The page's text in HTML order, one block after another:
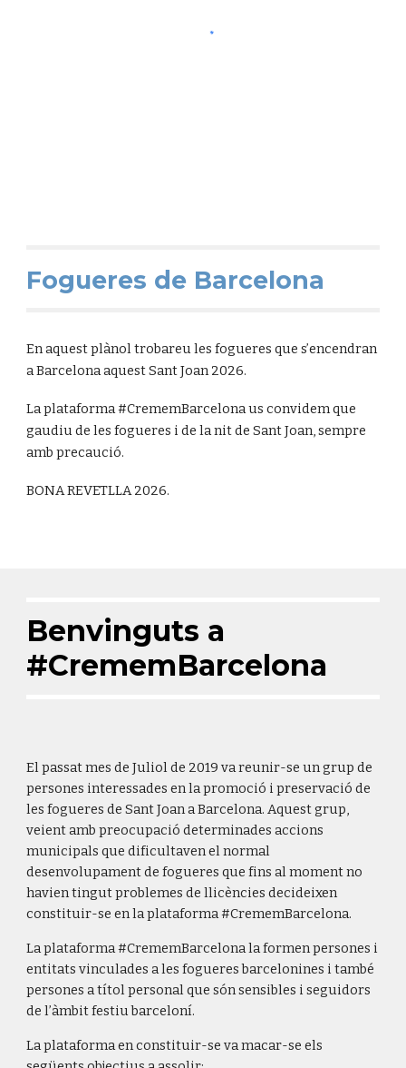
Fogueres de Barcelona
En aquest plànol trobareu les fogueres que s’encendran
a Barcelona aquest Sant Joan 2026.
La plataforma #CrememBarcelona us convidem que
gaudiu de les fogueres i de la nit de Sant Joan, sempre
amb precaució.
BONA REVETLLA 2026.
Benvinguts a
#CrememBarcelona
El passat mes de Juliol de 2019 va reunir-se un grup de
persones interessades en la promoció i preservació de
les fogueres de Sant Joan a Barcelona. Aquest grup,
veient amb preocupació determinades accions
municipals que dificultaven el normal
desenvolupament de fogueres que fins al moment no
havien tingut problemes de llicències decideixen
constituir-se en la plataforma #CrememBarcelona.
La plataforma #CrememBarcelona la formen persones i
entitats vinculades a les fogueres barcelonines i també
persones a títol personal que són sensibles i seguidors
de l’àmbit festiu barceloní.
La plataforma en constituir-se va macar-se els